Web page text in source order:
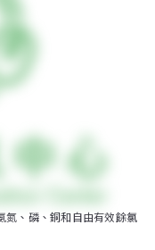
氮、磷、銅和自由有效餘氯